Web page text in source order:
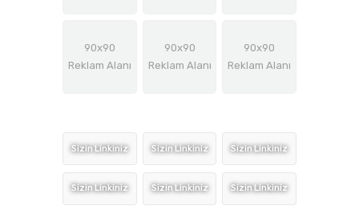
90x90
Reklam Alanı
90x90
Reklam Alanı
90x90
Reklam Alanı
Sizin Linkiniz
Sizin Linkiniz
Sizin Linkiniz
Sizin Linkiniz
Sizin Linkiniz
Sizin Linkiniz